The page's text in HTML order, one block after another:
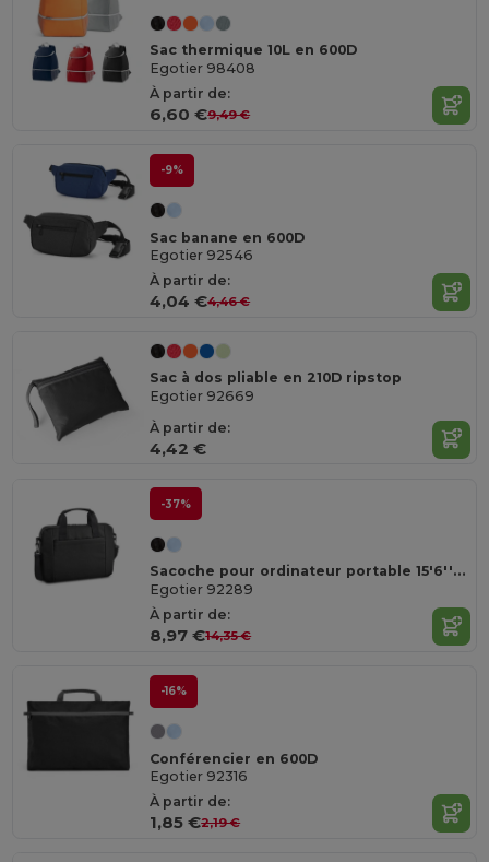
Sac thermique 10L en 600D
Egotier 98408
À partir de:
6,60 €9,49 €
-9%
Sac banane en 600D
Egotier 92546
À partir de:
4,04 €4,46 €
Sac à dos pliable en 210D ripstop
Egotier 92669
À partir de:
4,42 €
-37%
Sacoche pour ordinateur portable 15'6'' en 600D
Egotier 92289
À partir de:
8,97 €14,35 €
-16%
Conférencier en 600D
Egotier 92316
À partir de:
1,85 €2,19 €